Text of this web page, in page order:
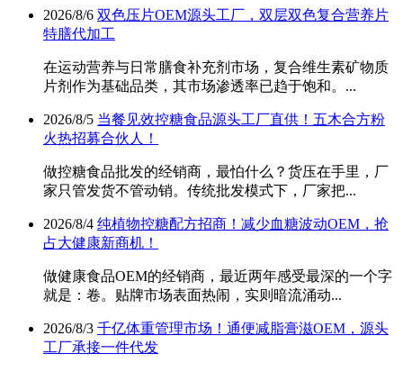
2026/8/6 双色压片OEM源头工厂，双层双色复合营养片
特膳代加工
在运动营养与日常膳食补充剂市场，复合维生素矿物质
片剂作为基础品类，其市场渗透率已趋于饱和。...
2026/8/5 当餐见效控糖食品源头工厂直供！五木合方粉
火热招募合伙人！
做控糖食品批发的经销商，最怕什么？货压在手里，厂
家只管发货不管动销。传统批发模式下，厂家把...
2026/8/4 纯植物控糖配方招商！减少血糖波动OEM，抢
占大健康新商机！
做健康食品OEM的经销商，最近两年感受最深的一个字
就是：卷。贴牌市场表面热闹，实则暗流涌动...
2026/8/3 千亿体重管理市场！通便减脂膏滋OEM，源头
工厂承接一件代发